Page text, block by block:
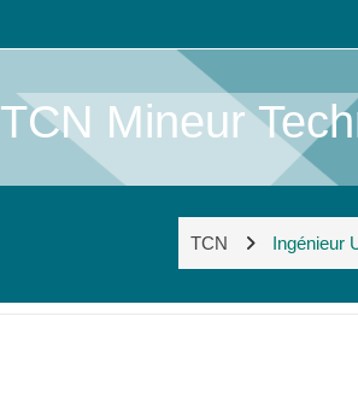
TCN Mineur
Ingénieur
TCN